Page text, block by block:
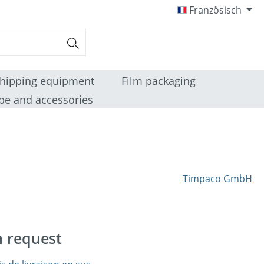
Französisch
equipment
Film packaging
and accessories
Timpaco GmbH
request